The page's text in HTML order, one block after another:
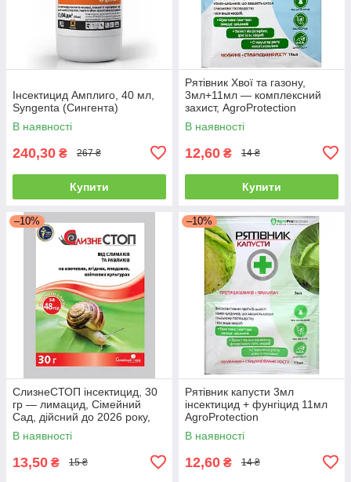
Інсектицид Амплиго, 40 мл,
Syngenta (Сингента)
В наявності
240,30 ₴ 267 ₴
Купити
Рятівник Хвої та газону,
3мл+11мл — комплексний
захист, AgroProtection
В наявності
12,60 ₴ 14 ₴
Купити
–10%
СлизнеСТОП інсектицид, 30
гр — лимацид, Сімейний
Сад, дійсний до 2026 року,
УЦІНКА
В наявності
13,50 ₴ 15 ₴
–10%
Рятівник капусти 3мл
інсектицид + фунгіцид 11мл
AgroProtection
В наявності
12,60 ₴ 14 ₴